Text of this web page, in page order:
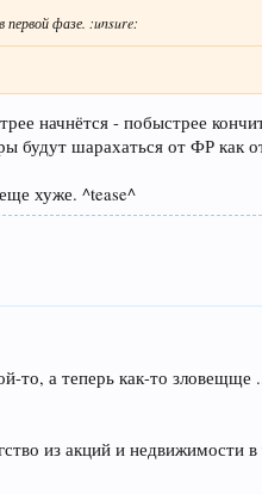
первой фазе. :unsure:
начнётся - побыстрее
будут шарахаться от ФР как
хуже. ^tease^
то, а теперь как-то зловещще
из акций и недвижимости